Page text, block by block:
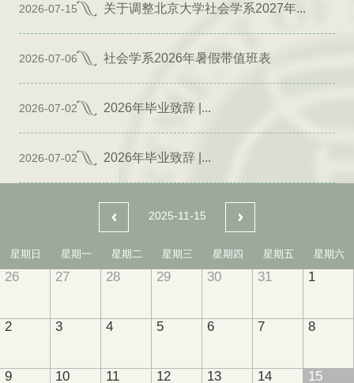
2026-07-15 关于调整北京大学社会学系2027年...
2026-07-06 社会学系2026年暑假带值班表
2026-07-02 2026年毕业致辞 |...
2026-07-02 2026年毕业致辞 |...
2025-11-15
星期日 星期一 星期二 星期三 星期四 星期五 星期六
26 27 28 29 30 31 1
2 3 4 5 6 7 8
9 10 11 12 13 14 15